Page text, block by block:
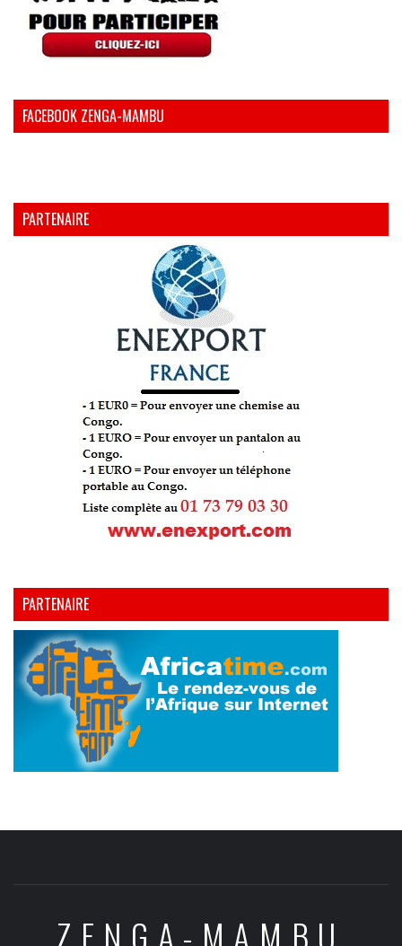
FACEBOOK ZENGA-MAMBU
PARTENAIRE
PARTENAIRE
ZENGA-MAMBU